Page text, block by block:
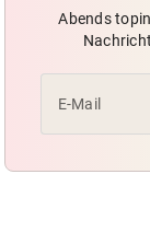
Abends
E-Mail